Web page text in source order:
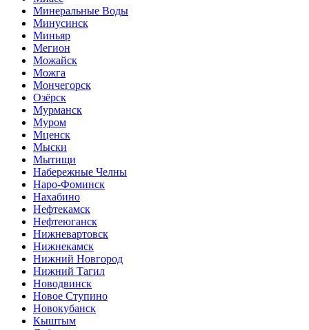
Минеральные Воды
Минусинск
Миньяр
Мегион
Можайск
Можга
Мончегорск
Озёрск
Мурманск
Муром
Мценск
Мыски
Мытищи
Набережные Челны
Наро-Фоминск
Нахабино
Нефтекамск
Нефтеюганск
Нижневартовск
Нижнекамск
Нижний Новгород
Нижний Тагил
Новодвинск
Новое Ступино
Новокубанск
Кыштым